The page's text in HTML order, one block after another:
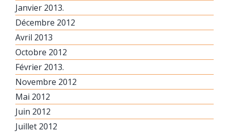
Janvier 2013.
Décembre 2012
Avril 2013
Octobre 2012
Février 2013.
Novembre 2012
Mai 2012
Juin 2012
Juillet 2012